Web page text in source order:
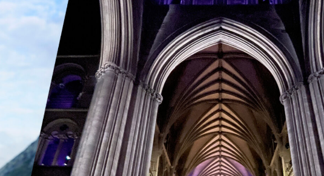
The music in the
Cathedral